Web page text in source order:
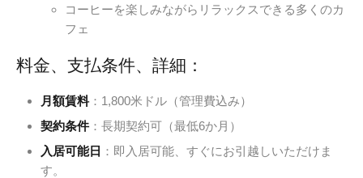
コーヒーを楽しみながらリラックスできる多くのカ
フェ
料金、支払条件、詳細：
月額賃料：1,800米ドル（管理費込み）
契約条件：長期契約可（最低6か月）
入居可能日 ：即入居可能、すぐにお引越しいただけま
す。